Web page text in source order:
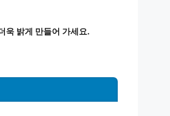
욱 밝게 만들어 가세요.